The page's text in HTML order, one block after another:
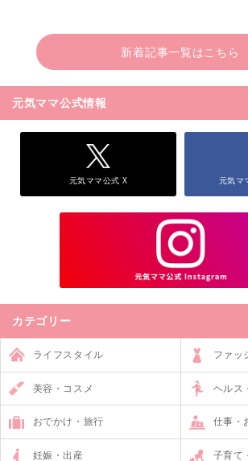
新着記事一覧はこちら
元気ママ公式情報
元気ママ公式 X 元気マ
カテゴリー
ライフスタイル ファッ
美容・コスメ ヘルス
おでかけ・旅行 仕事・
妊娠・出産 子育て